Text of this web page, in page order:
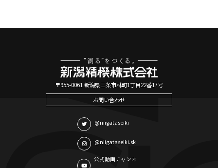
〒955-0061 新潟県三条市林町1丁目22番17号
お問い合わせ
@niigataseiki
@niigataseiki.sk
公式動画チャンネ